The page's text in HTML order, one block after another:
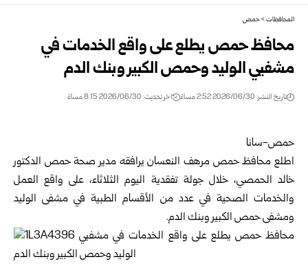
المحافظات>حمص
محافظ حمص يطلع على واقع الخدمات في
مشفيي الوليد ‏وحمص الكبير وبنك الدم‏
تاريخ النشر: 2026/06/30 2:52 مساءً اخر تحديث: 2026/06/30 8:15 مساءً
حمص-سانا ‏
اطلع محافظ حمص مرهف النعسان يرافقه مدير صحة حمص ‏الدكتور
خالد الحمصي، خلال جولة تفقدية اليوم الثلاثاء، على واقع ‏العمل
والخدمات الصحية في عدد من الأقسام الطبية في مشفى ‏الوليد
ومشفى حمص الكبير وبنك الدم.‏